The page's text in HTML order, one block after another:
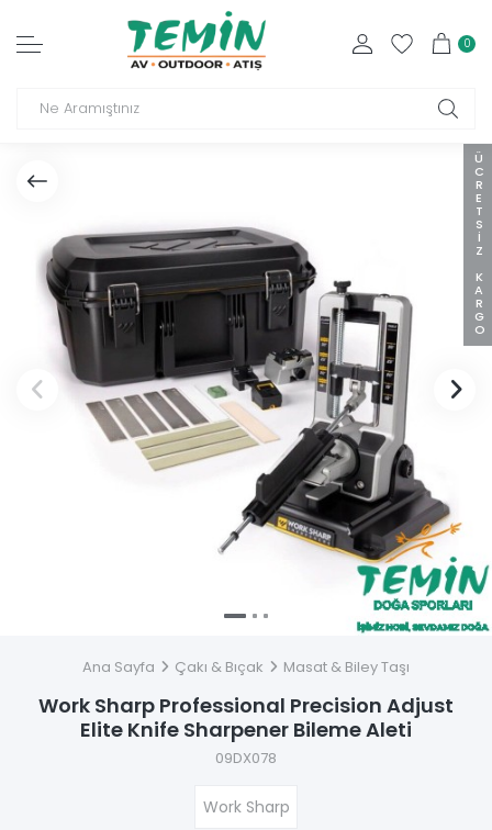
0
ÜCRETSIZ KARGO
Ana Sayfa Çakı & Bıçak Masat & Biley Taşı
Work Sharp Professional Precision Adjust
Elite Knife Sharpener Bileme Aleti
09DX078
Work Sharp